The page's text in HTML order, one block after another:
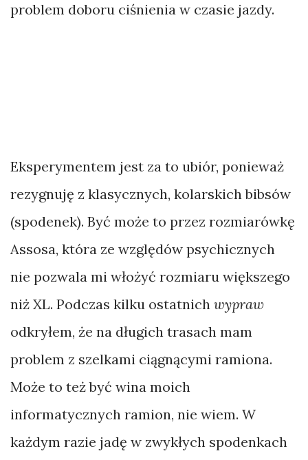
problem doboru ciśnienia w czasie jazdy.
Eksperymentem jest za to ubiór, ponieważ
rezygnuję z klasycznych, kolarskich bibsów
(spodenek). Być może to przez rozmiarówkę
Assosa, która ze względów psychicznych
nie pozwala mi włożyć rozmiaru większego
niż XL. Podczas kilku ostatnich wypraw
odkryłem, że na długich trasach mam
problem z szelkami ciągnącymi ramiona.
Może to też być wina moich
informatycznych ramion, nie wiem. W
każdym razie jadę w zwykłych spodenkach